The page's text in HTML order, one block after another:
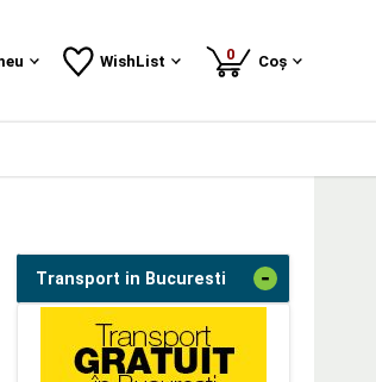
WishList 0produse
Coș
Transport in Bucuresti -